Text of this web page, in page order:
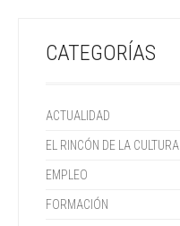
CATEGORÍAS
ACTUALIDAD
EL RINCÓN DE LA CULTURA
EMPLEO
FORMACIÓN